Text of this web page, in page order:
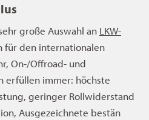
große Auswahl an LKW-
für den internationalen
On-/Offroad- und
erfüllen immer: höchste
geringer Rollwiderstand
Ausgezeichnete bestän